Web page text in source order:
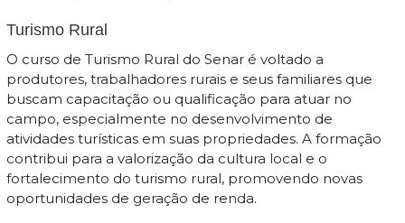
Turismo Rural
O curso de Turismo Rural do Senar é voltado a
produtores, trabalhadores rurais e seus familiares que
buscam capacitação ou qualificação para atuar no
campo, especialmente no desenvolvimento de
atividades turísticas em suas propriedades. A formação
contribui para a valorização da cultura local e o
fortalecimento do turismo rural, promovendo novas
oportunidades de geração de renda.